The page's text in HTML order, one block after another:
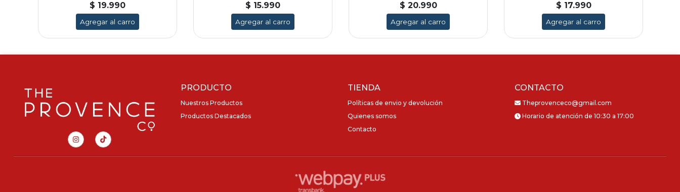
$ 19.990
Agregar al carro
$ 15.990
Agregar al carro
$ 20.990
Agregar al carro
$ 17.990
Agregar al carro
PRODUCTO
Nuestros Productos
Productos Destacados
TIENDA
Políticas de envio y devolución
Quienes somos
Contacto
CONTACTO
Theprovenceco@gmail.com
Horario de atención de 10:30 a 17:00